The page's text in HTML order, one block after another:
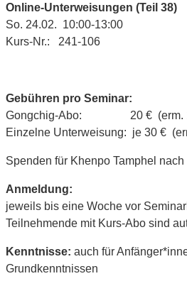
Online-Unterweisungen (Teil 38)
So. 24.02. 10:00-13:00
Kurs-Nr.: 241-106
Gebühren pro Seminar:
Gongchig-Abo: 20 € (erm. 15
Einzelne Unterweisung: je 30 €
Spenden für Khenpo Tamphel
Anmeldung:
jeweils bis eine Woche vor
Teilnehmende mit Kurs-Abo sind
Kenntnisse: auch für
Grundkenntnissen